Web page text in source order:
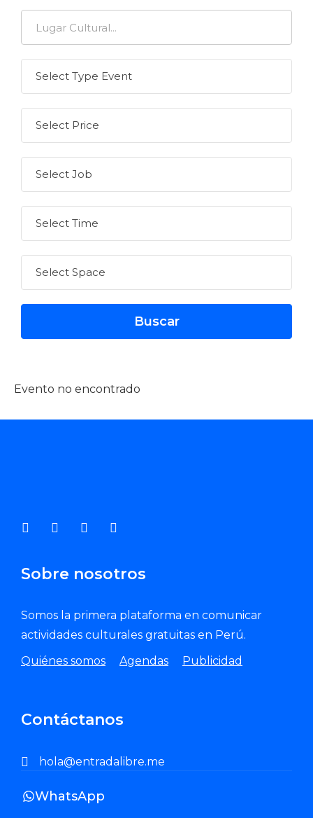
Evento no encontrado
Sobre nosotros
Somos la primera plataforma en comunicar
actividades culturales gratuitas en Perú.
Quiénes somos
Agendas Publicidad
Contáctanos
hola@entradalibre.me
WhatsApp